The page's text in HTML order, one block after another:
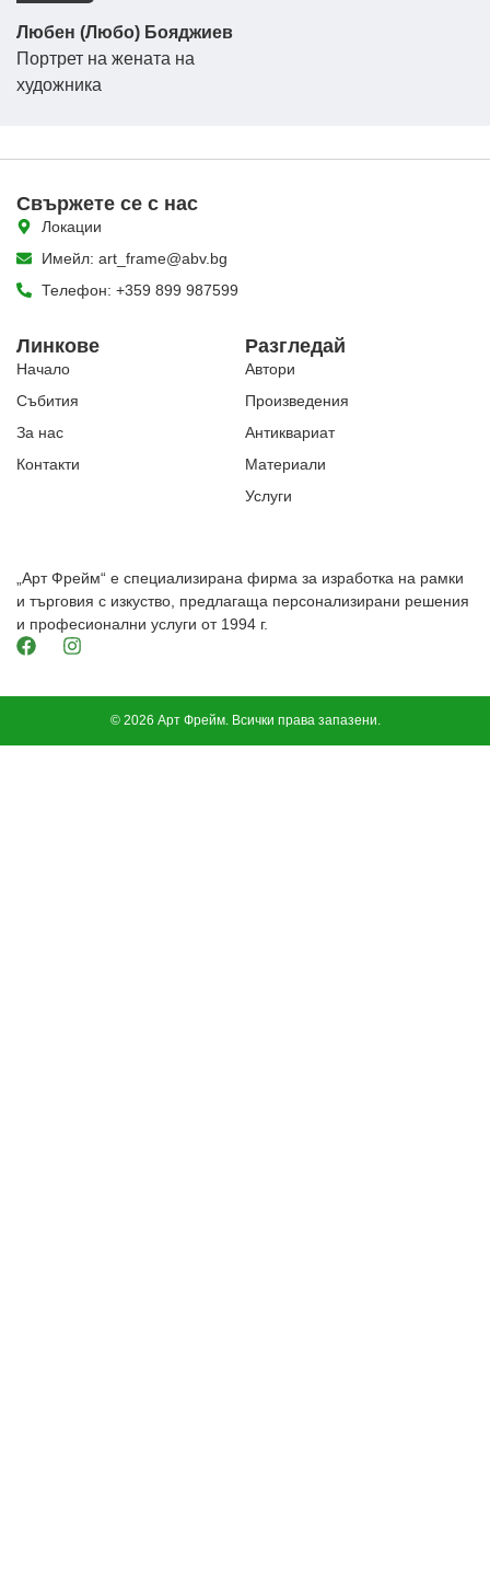
Любен (Любо) Бояджиев
Портрет на жената на
художника
„Арт Фрейм“ е специализирана фирма за изработка на рамки
и търговия с изкуство, предлагаща персонализирани решения
и професионални услуги от 1994 г.
Разгледай
Автори
Произведения
Антиквариат
Материали
Услуги
Линкове
Начало
Събития
За нас
Контакти
Свържете се с нас
Локации
Имейл: art_frame@abv.bg
Телефон: +359 899 987599
© 2026 Арт Фрейм. Всички права запазени.